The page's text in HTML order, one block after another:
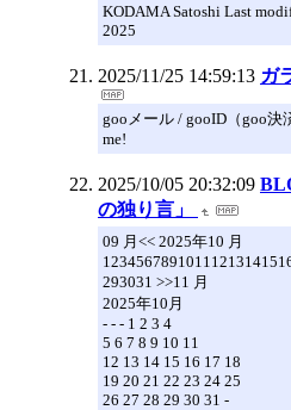
KODAMA Satoshi Last
2025
2025/11/25 14:59:13 ガ
gooメール / gooID（goo決
me!
2025/10/05 20:32:09
の独り言」
09 月<< 2025年10 月
293031 >>11 月
2025年10月
- - - 1 2 3 4
5 6 7 8 9 10 11
12 13 14 15 16 17 18
19 20 21 22 23 24 25
26 27 28 29 30 31 -